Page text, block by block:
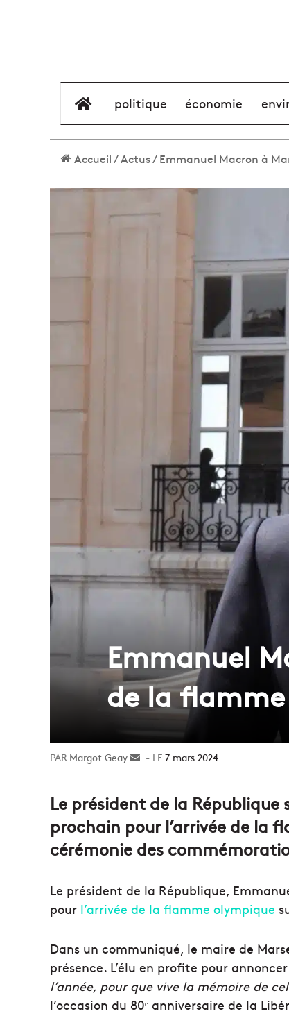
élément de menu
politique économie
Accueil/Actus/Emmanuel Macron à
Emmanuel
de la
Margot Geay
Envoyer7 mars 2024
Le président de la
prochain pour l’arrivée de la
cérémonie des
Le président de la République,
pour l’arrivée de la flamme olympique
Dans un communiqué, le maire de
présence. L’élu en profite pour
l’année, pour que vive la mémoire de
l’occasion du 80ᵉ anniversaire de la